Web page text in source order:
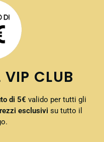
CLUB
di 5€ valido per tutti gli
esclusivi su tutto il